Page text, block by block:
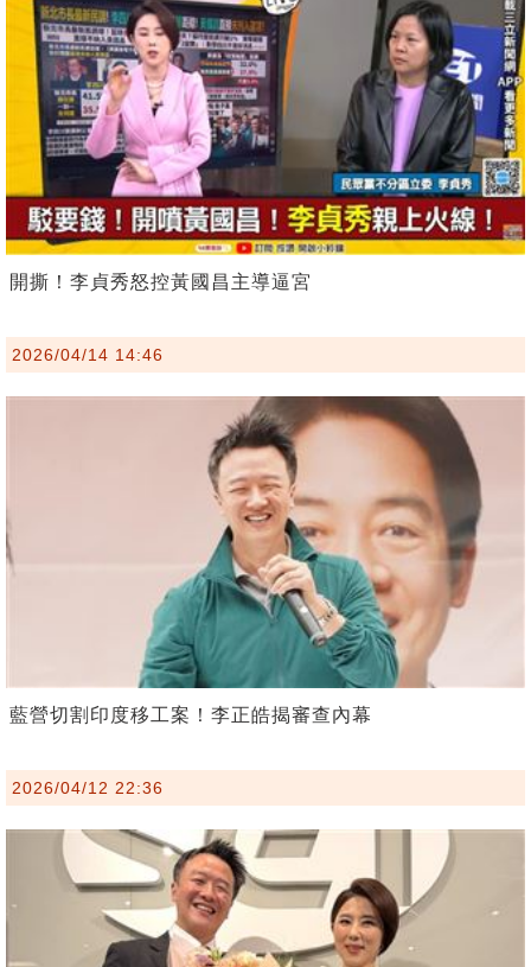
開撕！李貞秀怒控黃國昌主導逼宮
2026/04/14 14:46
藍營切割印度移工案！李正皓揭審查內幕
2026/04/12 22:36